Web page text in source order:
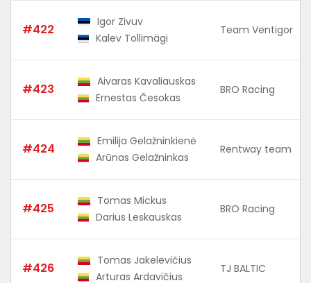
#422
Igor Zivuv
Kalev Tollimägi
Team Ventigor
#423
Aivaras Kavaliauskas
Ernestas Česokas
BRO Racing
#424
Emilija Gelažninkienė
Arūnas Gelažninkas
Rentway team
#425
Tomas Mickus
Darius Leskauskas
BRO Racing
#426
Tomas Jakelevičius
Arturas Ardavičius
TJ BALTIC